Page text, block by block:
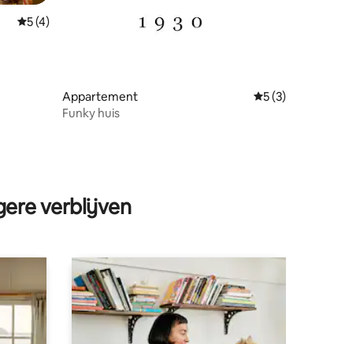
Gemiddelde beoordeling van 5 op 5, 4 recensies
5 (4)
Appartement Gemiddelde
5 (3)
Funky huis
verblijven